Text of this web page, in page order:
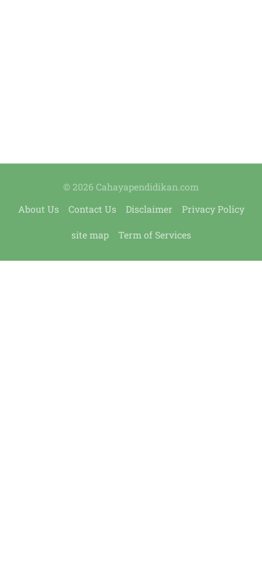
© 2026 Cahayapendidikan.com
About Us
Contact Us Disclaimer Privacy Policy
site map Term of Services